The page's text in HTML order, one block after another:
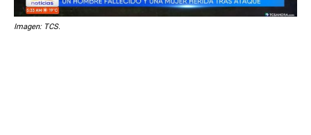
Imagen: TCS.